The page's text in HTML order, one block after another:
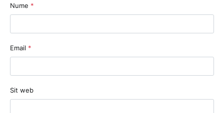
Nume *
Email *
Sit web